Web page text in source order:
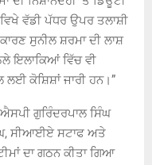
ਵੱਡੀ ਪੱਧਰ ਉਪਰ ਤਲਾਸ਼ੀ
ਸੁਨੀਲ ਸ਼ਰਮਾ ਦੀ ਲਾਸ਼
ਇਲਾਕਿਆਂ ਵਿੱਚ ਵੀ
ਲਈ ਕੋਸ਼ਿਸ਼ਾਂ ਜਾਰੀ ਹਨ।”
ਗੁਰਿੰਦਰਪਾਲ ਸਿੰਘ
ਸੀਆਈਏ ਸਟਾਫ ਅਤੇ
ਦਾ ਗਠਨ ਕੀਤਾ ਗਿਆ